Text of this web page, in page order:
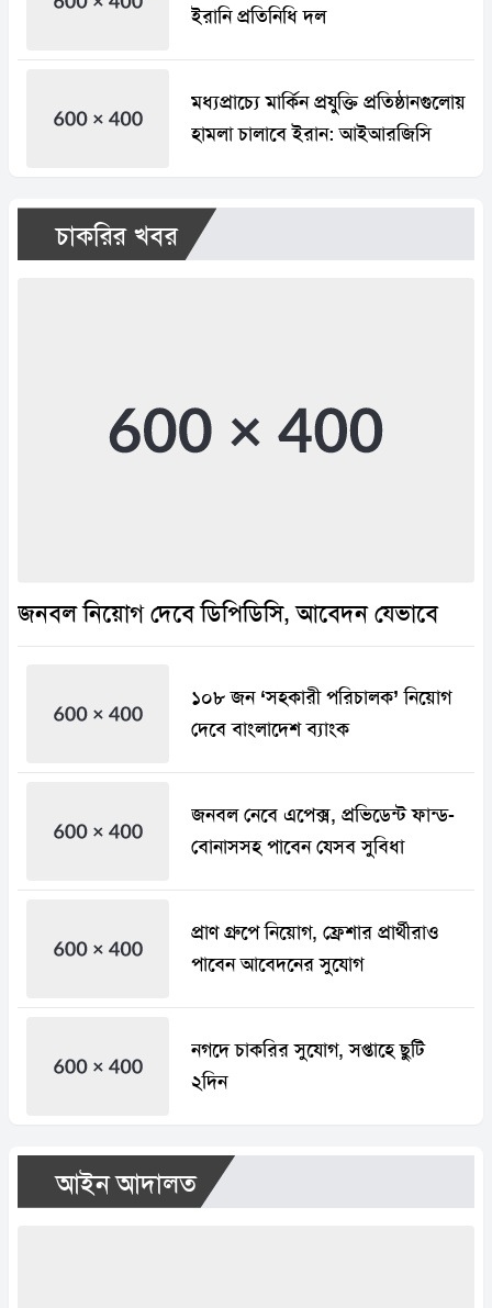
ইরানি প্রতিনিধি দল
মধ্যপ্রাচ্যে মার্কিন প্রযুক্তি প্রতিষ্ঠানগুলোয়
হামলা চালাবে ইরান: আইআরজিসি
চাকরির খবর
জনবল নিয়োগ দেবে ডিপিডিসি, আবেদন যেভাবে
১০৮ জন ‘সহকারী পরিচালক’ নিয়োগ
দেবে বাংলাদেশ ব্যাংক
জনবল নেবে এপেক্স, প্রভিডেন্ট ফান্ড-
বোনাসসহ পাবেন যেসব সুবিধা
প্রাণ গ্রুপে নিয়োগ, ফ্রেশার প্রার্থীরাও
পাবেন আবেদনের সুযোগ
নগদে চাকরির সুযোগ, সপ্তাহে ছুটি
২দিন
আইন আদালত